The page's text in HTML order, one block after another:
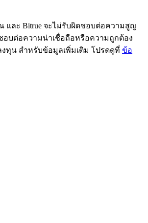
และ Bitrue จะไม่รับผิดชอบต่อความสูญ
อบต่อความน่าเชื่อถือหรือความถูกต้อง
ทุน สำหรับข้อมูลเพิ่มเติม โปรดดูที่ ข้อ